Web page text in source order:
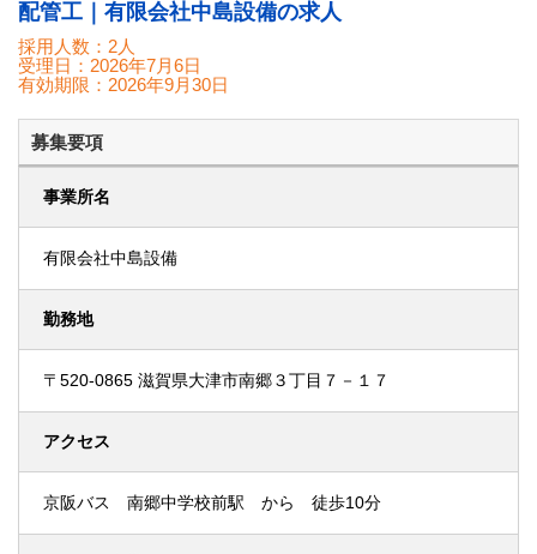
配管工｜有限会社中島設備の求人
採用人数：2人
受理日： 2026年7月6日
有効期限： 2026年9月30日
募集要項
事業所名
有限会社中島設備
勤務地
〒520-0865 滋賀県大津市南郷３丁目７－１７
アクセス
京阪バス 南郷中学校前駅 から 徒歩10分